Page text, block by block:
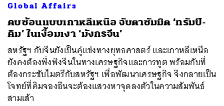
Global Affairs
คบซ้อนแบบเกาหลีเหนือ จับตาซัมมิต ‘ทรัมป์-
คิม’ ในเงื้อมเงา ‘มังกรจีน’
สหรัฐฯ กับจีนยังเป็นคู่แข่งทางยุทธศาสตร์ และเกาหลีเหนือ
ยังคงต้องพึ่งพิงจีนในทางเศรษฐกิจและการทูต พร้อมกับที่
ต้องกระชับไมตรีกับสหรัฐฯ เพื่อพัฒนาเศรษฐกิจ จึงกลายเป็น
โจทย์ที่คิมจองอึนจะต้องแสวงหาจุดลงตัวในความสัมพันธ์
สามเส้า